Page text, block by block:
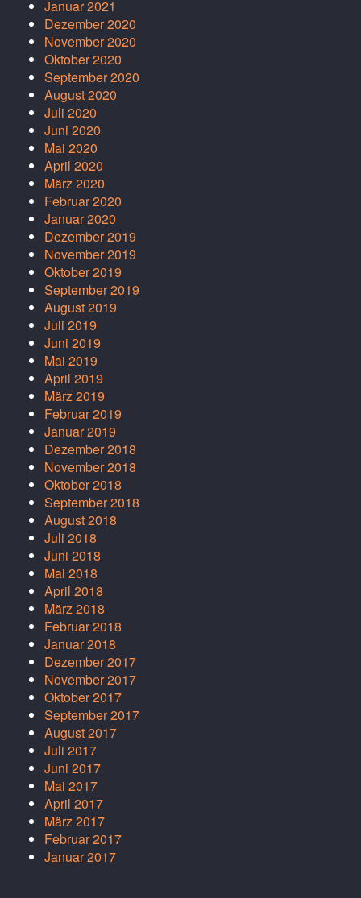
Januar 2021
Dezember 2020
November 2020
Oktober 2020
September 2020
August 2020
Juli 2020
Juni 2020
Mai 2020
April 2020
März 2020
Februar 2020
Januar 2020
Dezember 2019
November 2019
Oktober 2019
September 2019
August 2019
Juli 2019
Juni 2019
Mai 2019
April 2019
März 2019
Februar 2019
Januar 2019
Dezember 2018
November 2018
Oktober 2018
September 2018
August 2018
Juli 2018
Juni 2018
Mai 2018
April 2018
März 2018
Februar 2018
Januar 2018
Dezember 2017
November 2017
Oktober 2017
September 2017
August 2017
Juli 2017
Juni 2017
Mai 2017
April 2017
März 2017
Februar 2017
Januar 2017